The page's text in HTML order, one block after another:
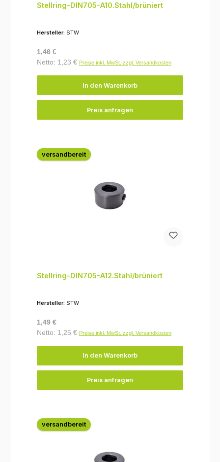
Stellring-DIN705-A10.Stahl/brüniert
Hersteller: STW
Regulärer Preis:
1,46 €
Netto: 1,23 € Preise inkl. MwSt. zzgl. Versandkosten
In den Warenkorb
Preis anfragen
versandbereit
Stellring-DIN705-A12.Stahl/brüniert
Hersteller: STW
Regulärer Preis:
1,49 €
Netto: 1,25 € Preise inkl. MwSt. zzgl. Versandkosten
In den Warenkorb
Preis anfragen
versandbereit